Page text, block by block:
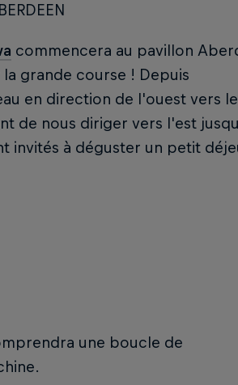
commencera au pavillon
grande course ! Depuis
en direction de l'ouest vers
de nous diriger vers l'est
invités à déguster un petit
une boucle de